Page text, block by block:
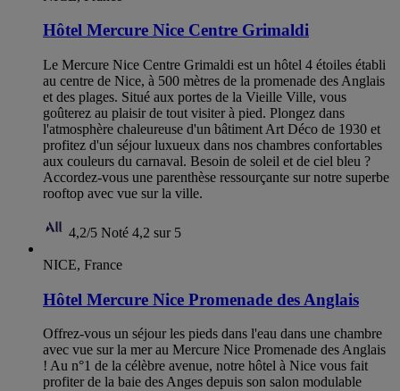
Hôtel Mercure Nice Centre Grimaldi
Le Mercure Nice Centre Grimaldi est un hôtel 4 étoiles établi
au centre de Nice, à 500 mètres de la promenade des Anglais
et des plages. Situé aux portes de la Vieille Ville, vous
goûterez au plaisir de tout visiter à pied. Plongez dans
l'atmosphère chaleureuse d'un bâtiment Art Déco de 1930 et
profitez d'un séjour luxueux dans nos chambres confortables
aux couleurs du carnaval. Besoin de soleil et de ciel bleu ?
Accordez-vous une parenthèse ressourçante sur notre superbe
rooftop avec vue sur la ville.
4,2/5 Noté 4,2 sur 5
NICE, France
Hôtel Mercure Nice Promenade des Anglais
Offrez-vous un séjour les pieds dans l'eau dans une chambre
avec vue sur la mer au Mercure Nice Promenade des Anglais
! Au n°1 de la célèbre avenue, notre hôtel à Nice vous fait
profiter de la baie des Anges depuis son salon modulable